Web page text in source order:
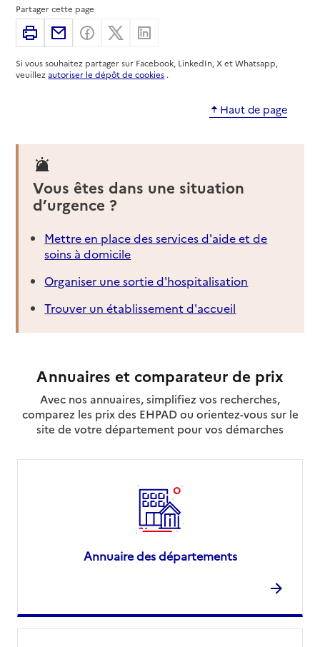
Service autonomie à domicile (aide)
ADMR Vallée de l'Agly
Adresse
66000-Perpignan
Site internet
Rapport HAS
Source des données : Finess n° 660011115
Mis à jour le : 05/08/2026
Service autonomie à domicile (aide)
Adomia - Domidom
Adresse
64 avenue du général de Gaulle
66000-
Rapport HAS
Voir la fiche
Source des données : Finess n° 660010612
Mis à jour le : 05/08/2026
Service autonomie à domicile (aide)
1 rue commandant Bazy
04 68 68 42 42
Partager cette page
ImprimerPartager par email
Partager sur Facebook
Partager sur X
Si vous souhaitez partager sur Facebook, LinkedIn, X et Whatsapp,
veuillezautoriser le dépôt de cookies .
Haut de page
Vous êtes dans une situation
d’urgence ?
Mettre en place des services d'aide et de
soins à domicile
Organiser une sortie d'hospitalisation
Trouver un établissement d'accueil
Annuaires et comparateur de prix
Avec nos annuaires, simplifiez vos recherches,
comparez les prix des EHPAD ou orientez-vous sur le
site de votre département pour vos démarches
Annuaire des départements